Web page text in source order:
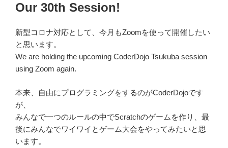
Our 30th Session!
新型コロナ対応として、今月もZoomを使って開催したい
と思います。
We are holding the upcoming CoderDojo Tsukuba session
using Zoom again.
本来、自由にプログラミングをするのがCoderDojoです
が、
みんなで一つのルールの中でScratchのゲームを作り、最
後にみんなでワイワイとゲーム大会をやってみたいと思
います。